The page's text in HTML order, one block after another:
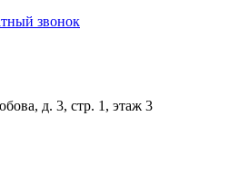
звонок
д. 3, стр. 1, этаж 3